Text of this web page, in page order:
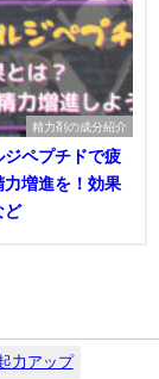
精力剤の成分紹介
ジペプチドで疲
力増進を！効果
ど
力アップ